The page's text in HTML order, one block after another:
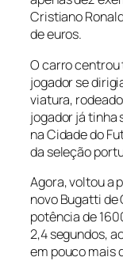
Cristiano
de euros.
O carro centrou
jogador se
viatura,
jogador já tinha
na Cidade do
da seleção
Agora, voltou a
novo Bugatti de
potência de
2,4 segundos,
em pouco mais